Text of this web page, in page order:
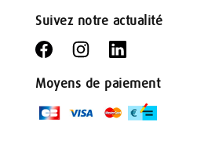
Suivez notre actualité
Moyens de paiement